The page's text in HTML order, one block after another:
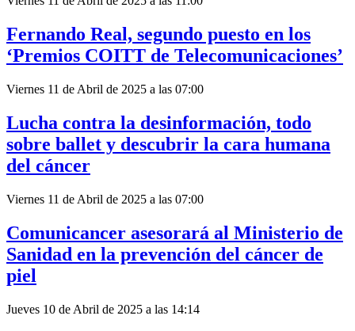
Fernando Real, segundo puesto en los
‘Premios COITT de Telecomunicaciones’
Viernes 11 de Abril de 2025 a las 07:00
Lucha contra la desinformación, todo
sobre ballet y descubrir la cara humana
del cáncer
Viernes 11 de Abril de 2025 a las 07:00
Comunicancer asesorará al Ministerio de
Sanidad en la prevención del cáncer de
piel
Jueves 10 de Abril de 2025 a las 14:14